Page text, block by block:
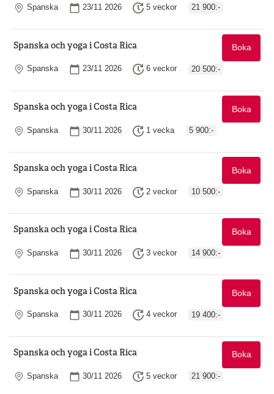
Plats
Spanska Startdatum
23/11 2026 Längd
5 veckor 21 900:-
Spanska och yoga i Costa Rica Boka
Plats
Spanska Startdatum
23/11 2026 Längd
6 veckor 20 500:-
Spanska och yoga i Costa Rica Boka
Plats
Spanska Startdatum
30/11 2026 Längd
1 vecka 5 900:-
Spanska och yoga i Costa Rica Boka
Plats
Spanska Startdatum
30/11 2026 Längd
2 veckor 10 500:-
Spanska och yoga i Costa Rica Boka
Plats
Spanska Startdatum
30/11 2026 Längd
3 veckor 14 900:-
Spanska och yoga i Costa Rica Boka
Plats
Spanska Startdatum
30/11 2026 Längd
4 veckor 19 400:-
Spanska och yoga i Costa Rica Boka
Plats
Spanska Startdatum
30/11 2026 Längd
5 veckor 21 900:-